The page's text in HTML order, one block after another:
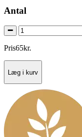
Antal
Pris65kr.
Læg i kurv